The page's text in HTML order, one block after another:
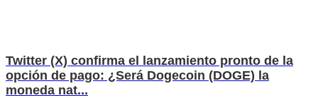
Twitter (X) confirma el lanzamiento pronto de la
opción de pago: ¿Será Dogecoin (DOGE) la
moneda nat...